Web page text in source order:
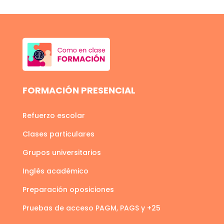
FORMACIÓN PRESENCIAL
Refuerzo escolar
Clases particulares
Grupos universitarios
Inglés académico
Preparación oposiciones
Pruebas de acceso PAGM, PAGS y +25